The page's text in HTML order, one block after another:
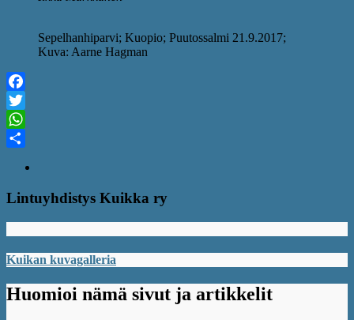
Sepelhanhiparvi; Kuopio; Puutossalmi 21.9.2017;
Kuva: Aarne Hagman
Facebook
Twitter
WhatsApp
Lintuyhdistys Kuikka ry
Kuikan kuvagalleria
Huomioi nämä sivut ja artikkelit